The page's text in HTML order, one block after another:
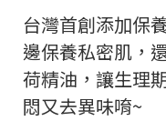
台灣首創添加保
邊保養私密肌，
荷精油，讓生理
悶又去異味唷~